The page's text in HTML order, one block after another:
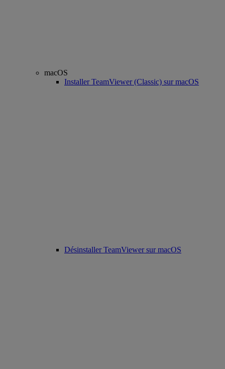
macOS
Installer TeamViewer (Classic) sur macOS
Désinstaller TeamViewer sur macOS